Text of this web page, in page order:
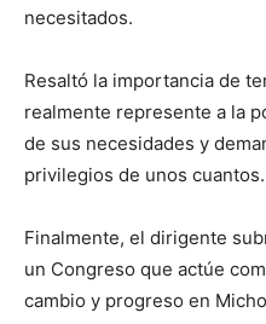
necesitados.
Resaltó la importancia de
realmente represente a la
de sus necesidades y
privilegios de unos cuantos.
Finalmente, el dirigente
un Congreso que actúe
cambio y progreso en